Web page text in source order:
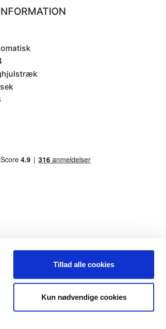
Tillad alle cookies
Kun nødvendige cookies